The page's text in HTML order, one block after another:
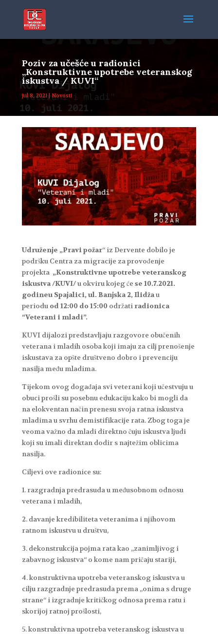
Poziv za učešće u radionici
„Konstruktivne upotrebe veteranskog
iskustva / KUVI“
jul 8, 2021|Novosti
Udruženje „Pravi požar“ iz Dervente dobilo je
podršku Centra za migracije za provođenje
projekta „Konstruktivne upotrebe veteranskog
iskustva /KUVI/u okviru kojeg će se 10.7.2021.
godineu Spajalici, ul. Banjska 2, Ilidžau
periodu od 12:00 do 15:00održati radionica
“Veterani i mladi”.
KUVI dijalozi predstavljaju razgovore obučenih
veterana i mladih osoba koji imaju za cilj prenošenje
iskustava za opšte društveno dobro i prevenciju
nasilja među mladima.
Tijekom ovog događaja svi veterani koji učestvuju u
obuci prošli su posebnu edukaciju kako bi mogli da
na elokventan način prenesu svoja ratna iskustva
mladima u svrhu demistifikacije rata. Zbog toga je
veoma važno da mladi direktno čuju iskustva ljudi
koji su imali direktan dodir s najtežim oblicima
nasilja.
Ciljevi ove radionice su:
1. razgradnja predrasuda u međusobnom odnosu
veterana i mladih,
2. davanje kredibiliteta veteranima i njihovom
ratnom iskustvu u društvu,
3. dekonstrukcija pojma rata kao „zanimljivog i
zabavnog iskustva“ o kome nam pričaju stariji,
4. konstruktivna upotreba veteranskog iskustva u
cilju razgradnje predrasuda prema „onima s druge
strane“ i izgradnje kritičkog odnosa prema ratu i
skorijoj ratnoj prošlosti,
5. konstruktivna upotreba veteranskog iskustva u